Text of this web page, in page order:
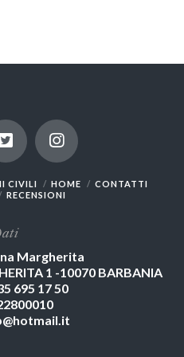
CIVILI HOME
CONTATTI
RECENSIONI
Margherita
1 -10070 BARBANIA
695 17 50